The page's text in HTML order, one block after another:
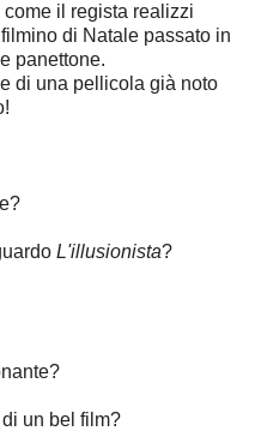
il regista realizzi
di Natale passato in
panettone.
di una pellicola già noto
L'illusionista?
di un bel film?